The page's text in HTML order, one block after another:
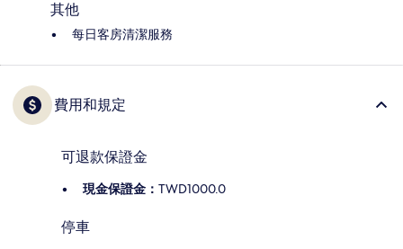
其他
每日客房清潔服務
費用和規定
可退款保證金
現金保證金： TWD1000.0
停車